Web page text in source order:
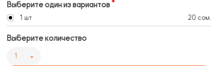
Выберите один из вариантов
1 шт 20 сом.
Выберите количество
1